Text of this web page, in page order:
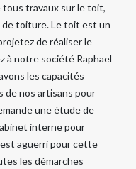
tous travaux sur le toit,
de toiture. Le toit est un
de réaliser le
à notre société Raphael
les capacités
de nos artisans pour
une étude de
interne pour
aguerri pour cette
les démarches